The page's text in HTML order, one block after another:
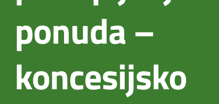
ponuda –
koncesijsko